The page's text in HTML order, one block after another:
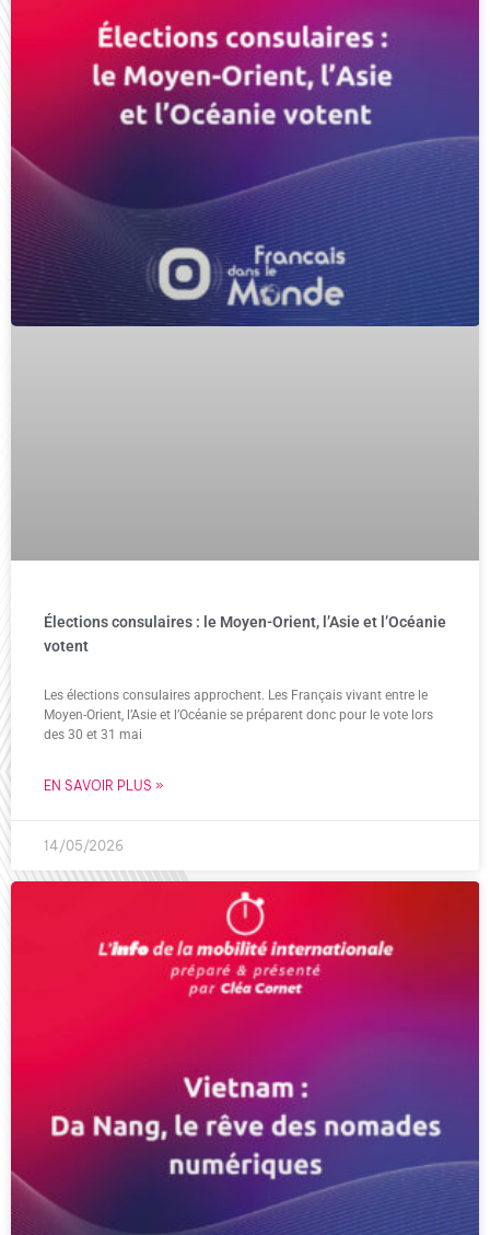
Élections consulaires : le Moyen-Orient, l’Asie et l’Océanie
votent
Les élections consulaires approchent. Les Français vivant entre le
Moyen-Orient, l’Asie et l’Océanie se préparent donc pour le vote lors
des 30 et 31 mai
EN SAVOIR PLUS »
14/05/2026